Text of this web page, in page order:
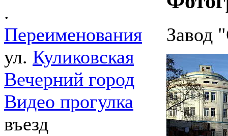
.
Переименования
ул. Куликовская
Вечерний город
Видео прогулка
въезд
Завод